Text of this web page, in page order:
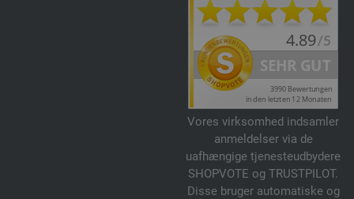
Vores virksomhed indsamler
anmeldelser via de
uafhængige tjenesteudbydere
SHOPVOTE og TRUSTPILOT.
Disse bruger automatiske og